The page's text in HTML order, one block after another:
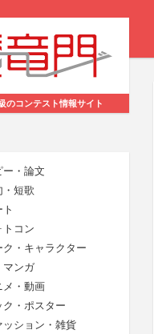
のコンテスト情報サイト
ー・論文
・短歌
トコン
ク・キャラクター
マンガ
メ・動画
ク・ポスター
ッション・雑貨